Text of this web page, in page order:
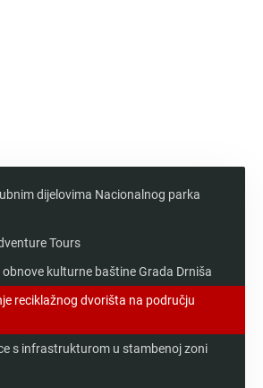
dijelovima Nacionalnog parka
Tours
kulturne baštine Grada Drniša
reciklažnog dvorišta na području
s infrastrukturom u stambenoj zoni